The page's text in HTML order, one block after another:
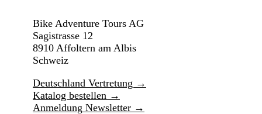
Bike Adventure Tours AG
Sagistrasse 12
8910 Affoltern am Albis
Schweiz
Deutschland Vertretung →
Katalog bestellen →
Anmeldung Newsletter →